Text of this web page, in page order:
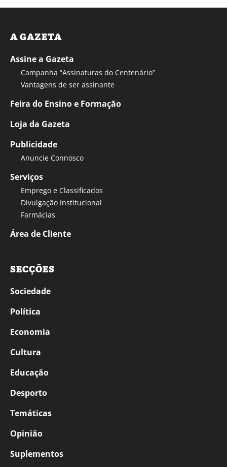
A GAZETA
Assine a Gazeta
Campanha “Assinaturas do Centenário”
Vantagens de ser assinante
Feira do Ensino e Formação
Loja da Gazeta
Publicidade
Anuncie Connosco
Serviços
Emprego e Classificados
Divulgação Institucional
Farmácias
Área de Cliente
SECÇÕES
Sociedade
Política
Economia
Cultura
Educação
Desporto
Temáticas
Opinião
Suplementos